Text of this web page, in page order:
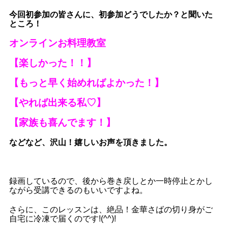
今回初参加の皆さんに、初参加どうでしたか？と聞いた
ところ！
オンラインお料理教室
【楽しかった！！】
【もっと早く始めればよかった！】
【やれば出来る私♡】
【家族も喜んでます！】
などなど、沢山！嬉しいお声を頂きました。
録画しているので、後から巻き戻しとか一時停止とかし
ながら受講できるのもいいですよね。
さらに、このレッスンは、絶品！金華さばの切り身がご
自宅に冷凍で届くのです!(^^)!